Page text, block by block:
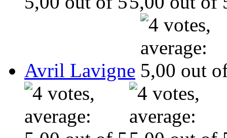
Avril Lavigne